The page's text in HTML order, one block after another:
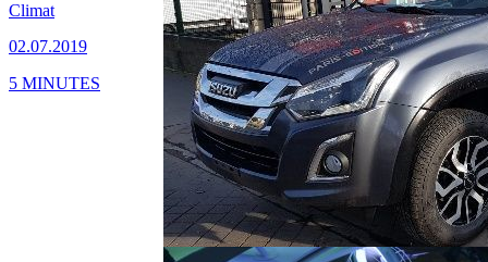
Climat
02.07.2019
5 MINUTES